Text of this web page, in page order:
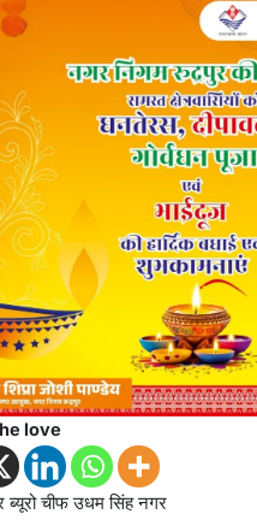
love
ब्यूरो चीफ उधम सिंह नगर